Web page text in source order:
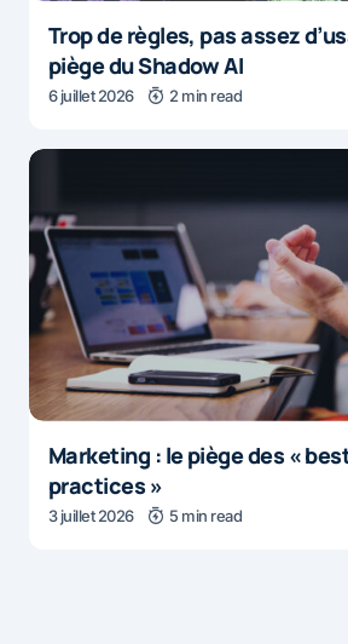
Trop de règles, pas assez
piège du Shadow AI
6 juillet 2026 2 min read
Marketing : le piège des «
practices »
3 juillet 2026 5 min read